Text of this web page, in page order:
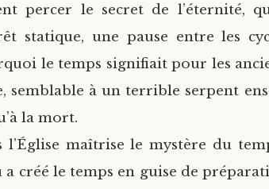
percer le secret de l’éternité,
statique, une pause entre les
le temps signifiait pour les
semblable à un terrible serpent
la mort.
l’Église maîtrise le mystère du
a créé le temps en guise de